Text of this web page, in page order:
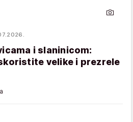
i slaninicom:
velike i prezrele